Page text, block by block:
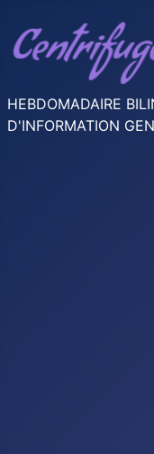
HEBDOMADAIRE
D'INFORMATION